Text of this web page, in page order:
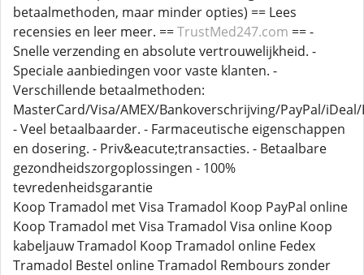
betaalmethoden, maar minder opties) == Lees
recensies en leer meer. ==TrustMed247.com == -
Snelle verzending en absolute vertrouwelijkheid. -
Speciale aanbiedingen voor vaste klanten. -
Verschillende betaalmethoden:
MasterCard/Visa/AMEX/Bankoverschrijving/PayPal/
- Veel betaalbaarder. - Farmaceutische eigenschappen
en dosering. - Priv&eacute;transacties. - Betaalbare
gezondheidszorgoplossingen - 100%
tevredenheidsgarantie
Koop Tramadol met Visa Tramadol Koop PayPal online
Koop Tramadol met Visa Tramadol Visa online Koop
kabeljauw Tramadol Koop Tramadol online Fedex
Tramadol Bestel online Tramadol Rembours zonder